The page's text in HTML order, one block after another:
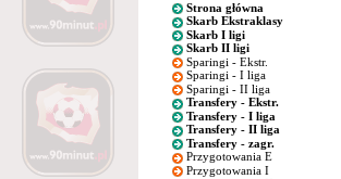
Strona główna
Skarb Ekstraklasy
Skarb I ligi
Skarb II ligi
Sparingi - Ekstr.
Sparingi - I liga
Sparingi - II liga
Transfery - Ekstr.
Transfery - I liga
Transfery - II liga
Transfery - zagr.
Przygotowania E
Przygotowania I